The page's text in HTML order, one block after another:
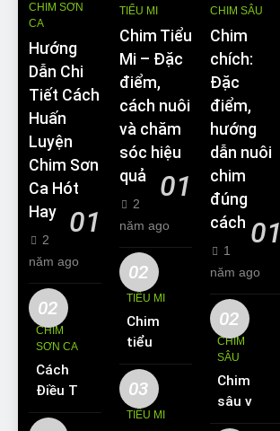
CHIM SƠN
CA
Hướng
Dẫn Chi
Tiết Cách
Huấn
Luyện
Chim Sơn
Ca Hót
Hay
01
2
năm ago
02
CHIM
SƠN CA
Cách
Điều Trị
Hiệu
TIỂU MI
Chim Tiểu
Mi – Đặc
điểm,
cách nuôi
và chăm
sóc hiệu
quả
01
2
năm ago
02
TIỂU MI
Chim
tiểu mi
ăn gì?
Kinh
nghiệm
03
TIỂU MI
CHIM SÂU
Chim
chích:
Đặc
điểm,
hướng
dẫn nuôi
chim
đúng
cách 01
1
năm ago
02
CHIM
SÂU
Chim
sâu và
những